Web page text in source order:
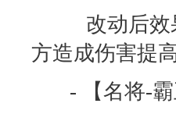
改动后效
方造成伤害提
- 【名将-霸